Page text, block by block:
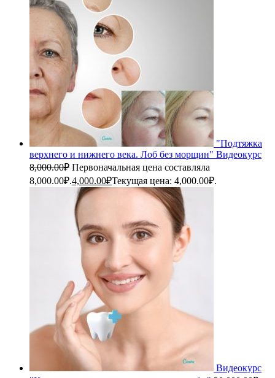
"Подтяжка
верхнего и нижнего века. Лоб без морщин" Видеокурс
8,000.00₽ Первоначальная цена составляла
8,000.00₽.4,000.00₽Текущая цена: 4,000.00₽.
Видеокурс